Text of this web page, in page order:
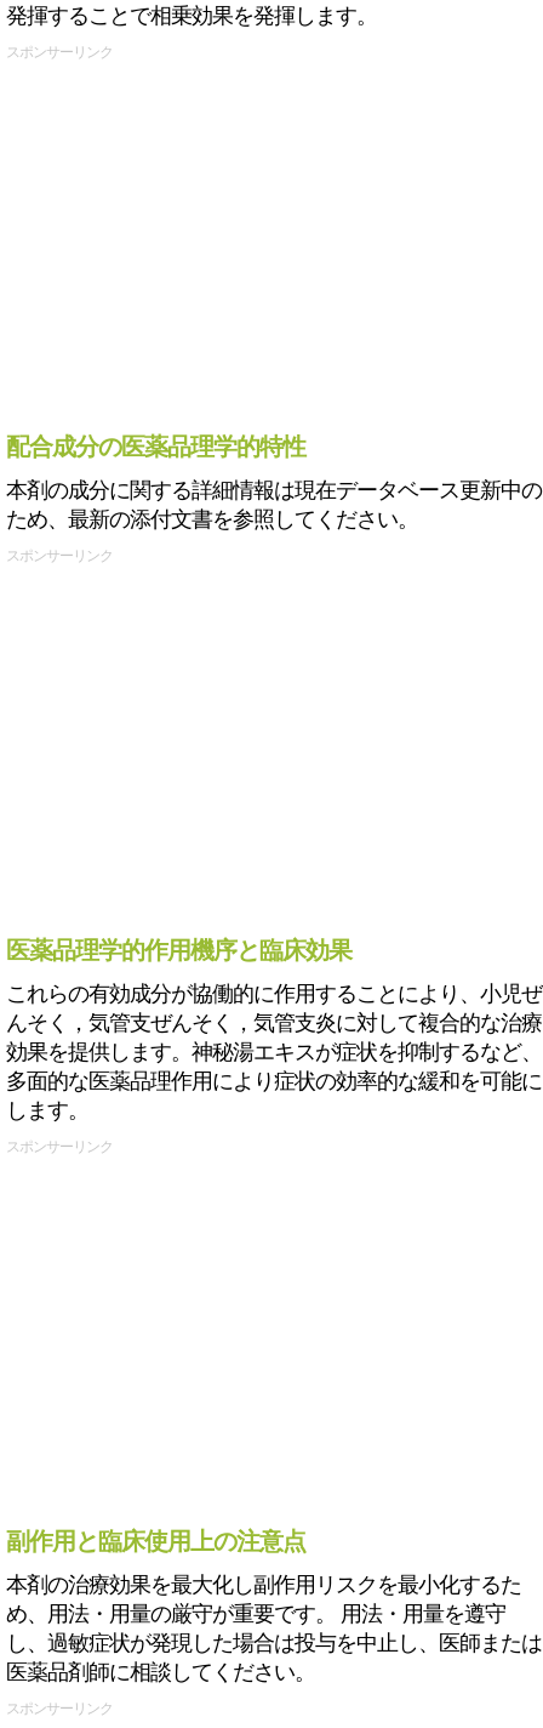
発揮することで相乗効果を発揮します。
スポンサーリンク
配合成分の医薬品理学的特性
本剤の成分に関する詳細情報は現在データベース更新中の
ため、最新の添付文書を参照してください。
スポンサーリンク
医薬品理学的作用機序と臨床効果
これらの有効成分が協働的に作用することにより、小児ぜ
んそく，気管支ぜんそく，気管支炎に対して複合的な治療
効果を提供します。神秘湯エキスが症状を抑制するなど、
多面的な医薬品理作用により症状の効率的な緩和を可能に
します。
スポンサーリンク
副作用と臨床使用上の注意点
本剤の治療効果を最大化し副作用リスクを最小化するた
め、用法・用量の厳守が重要です。 用法・用量を遵守
し、過敏症状が発現した場合は投与を中止し、医師または
医薬品剤師に相談してください。
スポンサーリンク